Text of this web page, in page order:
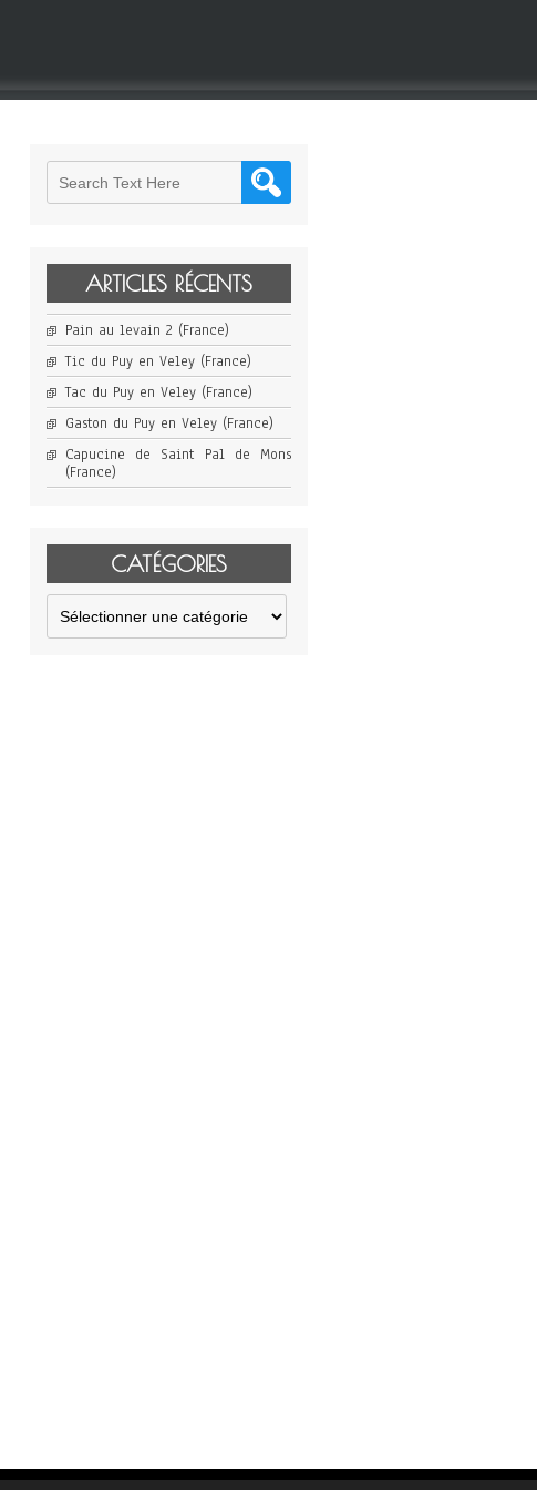
ARTICLES RÉCENTS
Pain au levain 2 (France)
Tic du Puy en Veley (France)
Tac du Puy en Veley (France)
Gaston du Puy en Veley (France)
Capucine de Saint Pal de Mons
(France)
CATÉGORIES
Catégories